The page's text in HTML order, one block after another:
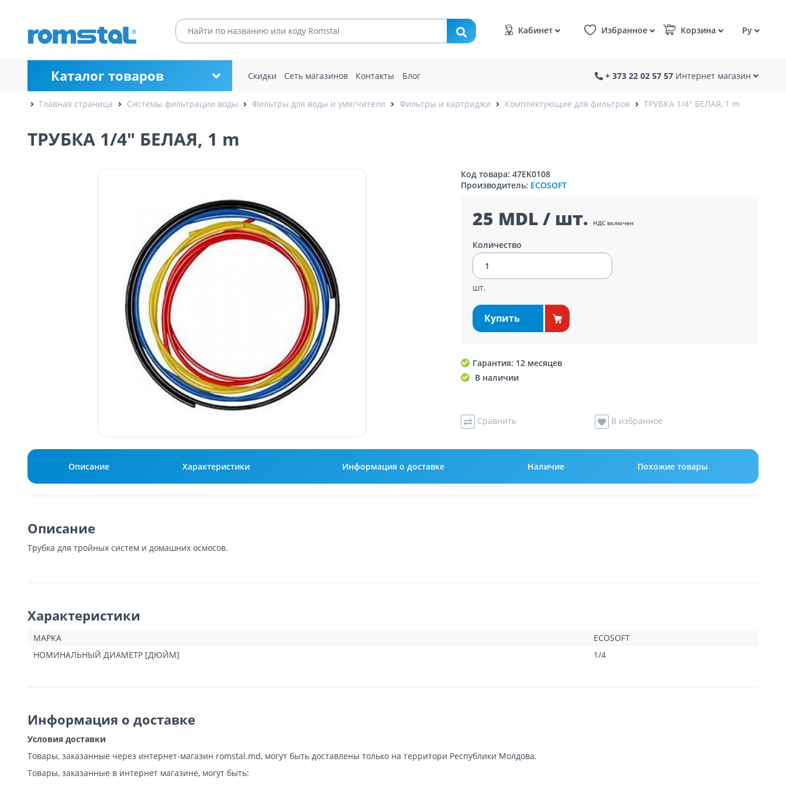
Кабинет Избранное Корзина Ру
Каталог товаров Скидки Сеть магазинов Контакты Блог + 373 22 02 57 57 Интернет магазин
Главная страница Системы фильтрации воды Фильтры для воды и умягчители Фильтры и картриджи Комплектующие для фильтров ТРУБКА 1/4" БЕЛАЯ, 1 m
ТРУБКА 1/4" БЕЛАЯ, 1 m
Код товара: 47EK0108
Производитель: ECOSOFT
25 MDL / шт. НДС включен
Количество
шт.
Купить
Гарантия: 12 месяцев
В наличии
Сравнить В избранное
Описание Характеристики Информация о доставке Наличие Похожие товары
Описание
Трубка для тройных систем и домашних осмосов.
Характеристики
МАРКА
ECOSOFT
НОМИНАЛЬНЫЙ ДИАМЕТР [ДЮЙМ]
1/4
Информация о доставке
Условия доставки
Товары, заказанные через интернет-магазин romstal.md, могут быть доставлены только на территори Республики Молдова.
Товары, заказанные в интернет магазине, могут быть: